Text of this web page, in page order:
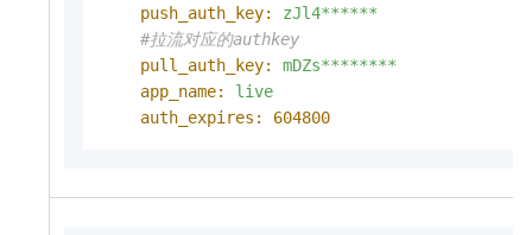
push_auth_key:
zJl4******
#拉流对应的authkey
pull_auth_key:
mDZs********
app_name:
live
auth_expires:
604800